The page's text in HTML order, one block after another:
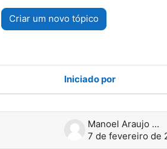
nos fóruns
Criar um novo tópico
Iniciado por
Manoel Araujo Filho
7 de fevereiro de